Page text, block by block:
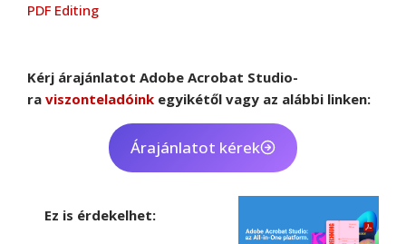
PDF Editing
Kérj árajánlatot Adobe Acrobat Studio-
ra viszonteladóink egyikétől vagy az alábbi linken:
Árajánlatot kérek
Ez is érdekelhet:
Adobe,Adobe(creative)
Adobe Character Animator CC